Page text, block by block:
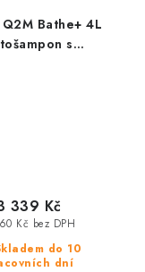
Bathe+ 4L
s
do 10
dní
Kč bez DPH
339 Kč